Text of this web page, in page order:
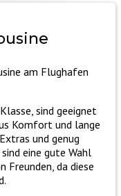
sind geeignet
Komfort und lange
und genug
eine gute Wahl
Freunden, da diese